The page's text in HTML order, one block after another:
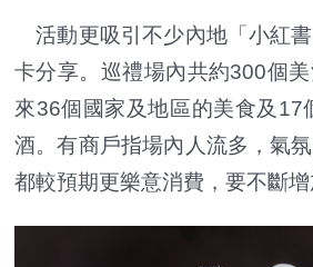
活動更吸引不少內地「小紅
卡分享。巡禮場內共約300個
來36個國家及地區的美食及17
酒。有商戶指場內人流多，氣
都較預期更樂意消費，要不斷增